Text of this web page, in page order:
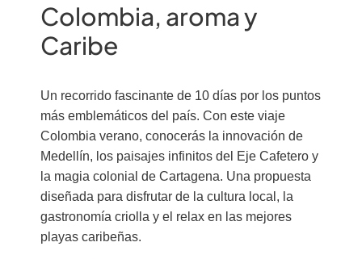
Colombia, aroma y
Caribe
Un recorrido fascinante de 10 días por los puntos
más emblemáticos del país. Con este viaje
Colombia verano, conocerás la innovación de
Medellín, los paisajes infinitos del Eje Cafetero y
la magia colonial de Cartagena. Una propuesta
diseñada para disfrutar de la cultura local, la
gastronomía criolla y el relax en las mejores
playas caribeñas.